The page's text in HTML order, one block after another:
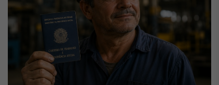
conteúdos
personalizados
Soluções de Dados
e Conteúdos
Broadcast